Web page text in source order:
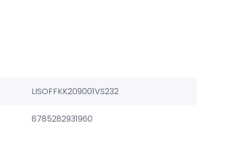
LISOFFKK209001VS232
8785282931960